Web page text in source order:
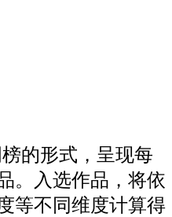
的形式，呈现每
。入选作品，将依
等不同维度计算得